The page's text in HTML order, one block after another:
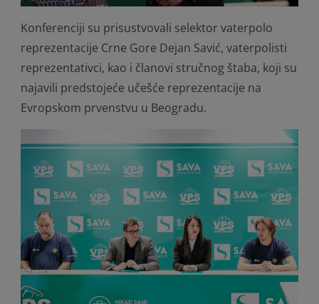
Konferenciji su prisustvovali selektor vaterpolo
reprezentacije Crne Gore Dejan Savić, vaterpolisti
reprezentativci, kao i članovi stručnog štaba, koji su
najavili predstojeće učešće reprezentacije na
Evropskom prvenstvu u Beogradu.